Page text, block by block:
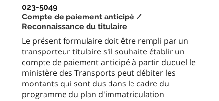
023-5049
Compte de paiement anticipé /
Reconnaissance du titulaire
Le présent formulaire doit être rempli par un
transporteur titulaire s'il souhaite établir un
compte de paiement anticipé à partir duquel le
ministère des Transports peut débiter les
montants qui sont dus dans le cadre du
programme du plan d'immatriculation